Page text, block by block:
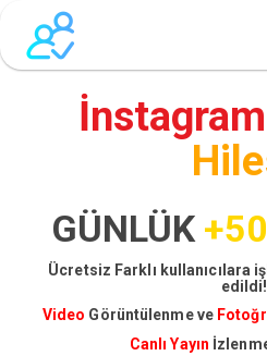
İnstagram
GÜNLÜK
Ücretsiz Farklı kullanıcılara
edildi!
Video Görüntülenme ve
Canlı Yayın